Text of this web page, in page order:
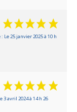
Le 25 janvier 2025 à 10 h
3 avril 2024 à 14 h 26